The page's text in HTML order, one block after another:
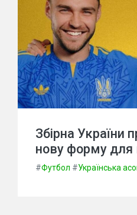
Збірна України
нову форму для
#Футбол #Українська